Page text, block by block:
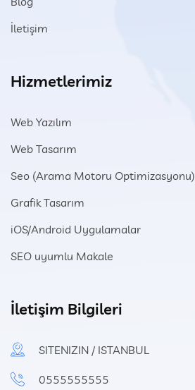
İletişim
Hizmetlerimiz
Web Yazılım
Web Tasarım
Seo (Arama Motoru Optimizasyonu)
Grafik Tasarım
iOS/Android Uygulamalar
SEO uyumlu Makale
İletişim Bilgileri
SITENIZIN / ISTANBUL
0555555555